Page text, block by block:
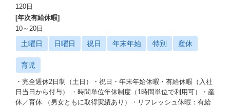
PRONI株式会社について
インフラを創るというビジョンは、手段の一つです。
その根幹にあるPRONIの存在目的は、日本の労働生産性を上げ、
日本経済を飛躍的に向上させることにあります。
PRONIは発注/アウトソーシングを単なる業務の一種ではない、ビ
ジネスパーソンにとって非常に重要なスキルであると位置づけ、
この「発注力」を高める支援をしています。
120日
[年次有給休暇]
10～20日
土曜日 日曜日 祝日 年末年始 特別 産休
育児
・完全週休2日制（土日）・祝日・年末年始休暇・有給休暇（入社
日当日から付与） ・時間単位年休制度（1時間単位で利用可）・産
休／育休 （男女ともに取得実績あり）・リフレッシュ休暇：有給